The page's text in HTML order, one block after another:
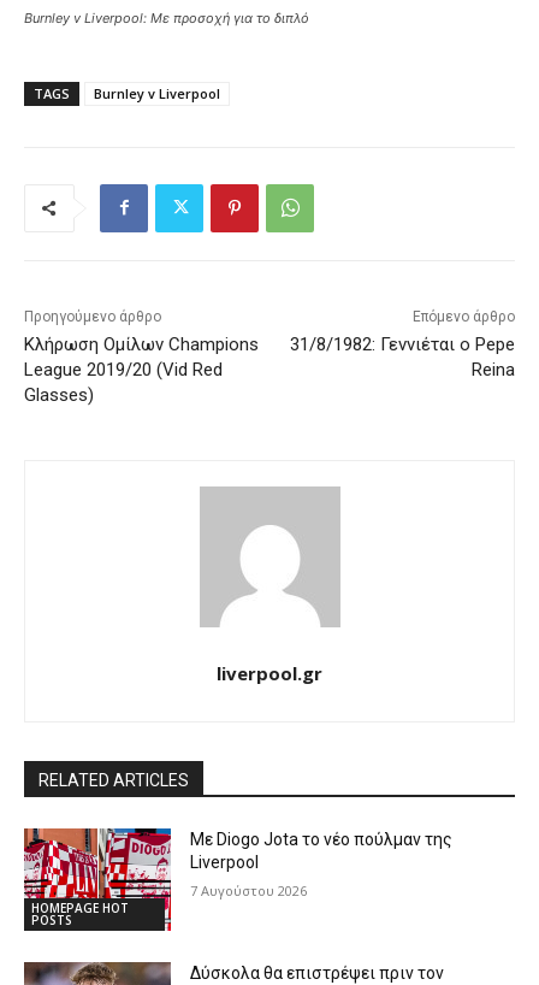
Burnley v Liverpool: Με προσοχή για το διπλό
TAGS Burnley v Liverpool
Προηγούμενο άρθρο
Κλήρωση Ομίλων Champions
League 2019/20 (Vid Red
Glasses)
Επόμενο άρθρο
31/8/1982: Γεννιέται ο Pepe
Reina
liverpool.gr
RELATED ARTICLES
HOMEPAGE HOT
POSTS
Με Diogo Jota το νέο πούλμαν της
Liverpool
7 Αυγούστου 2026
Δύσκολα θα επιστρέψει πριν τον